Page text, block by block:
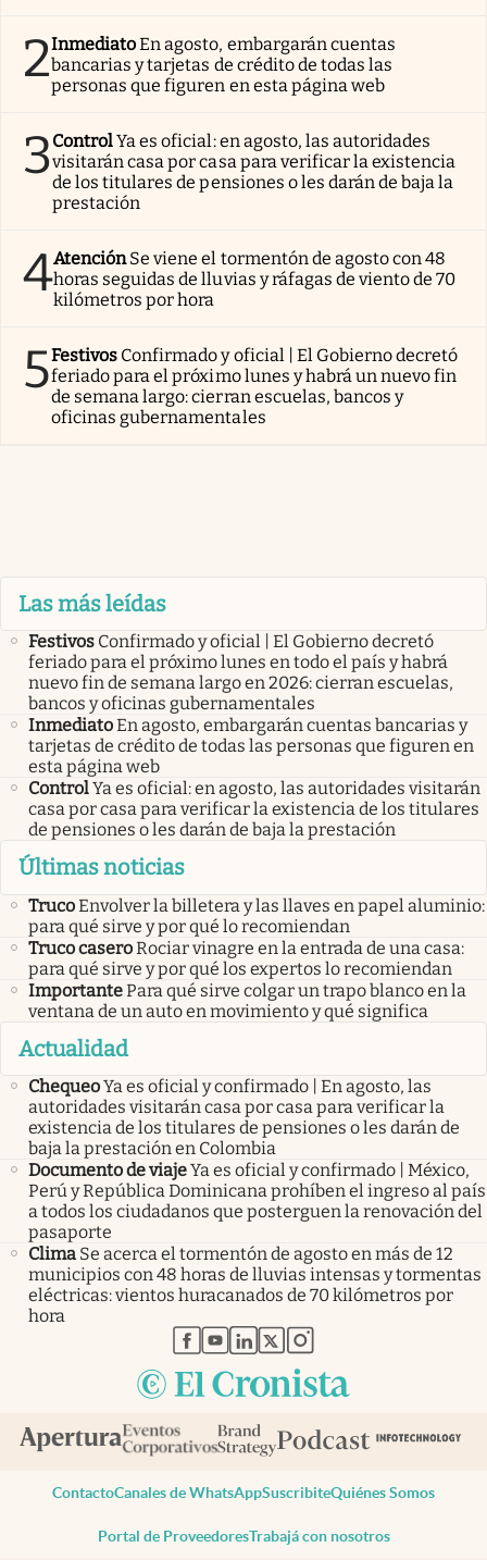
2InmediatoEn agosto, embargarán cuentas
bancarias y tarjetas de crédito de todas las
personas que figuren en esta página web
3ControlYa es oficial: en agosto, las autoridades
visitarán casa por casa para verificar la existencia
de los titulares de pensiones o les darán de baja la
prestación
4AtenciónSe viene el tormentón de agosto con 48
horas seguidas de lluvias y ráfagas de viento de 70
kilómetros por hora
5Festivos Confirmado y oficial | El Gobierno decretó
feriado para el próximo lunes y habrá un nuevo fin
de semana largo: cierran escuelas, bancos y
oficinas gubernamentales
Las más leídas
Festivos Confirmado y oficial | El Gobierno decretó
feriado para el próximo lunes en todo el país y habrá
nuevo fin de semana largo en 2026: cierran escuelas,
bancos y oficinas gubernamentales
InmediatoEn agosto, embargarán cuentas bancarias y
tarjetas de crédito de todas las personas que figuren en
esta página web
ControlYa es oficial: en agosto, las autoridades visitarán
casa por casa para verificar la existencia de los titulares
de pensiones o les darán de baja la prestación
Últimas noticias
TrucoEnvolver la billetera y las llaves en papel aluminio:
para qué sirve y por qué lo recomiendan
Truco caseroRociar vinagre en la entrada de una casa:
para qué sirve y por qué los expertos lo recomiendan
ImportantePara qué sirve colgar un trapo blanco en la
ventana de un auto en movimiento y qué significa
Actualidad
ChequeoYa es oficial y confirmado | En agosto, las
autoridades visitarán casa por casa para verificar la
existencia de los titulares de pensiones o les darán de
baja la prestación en Colombia
Documento de viajeYa es oficial y confirmado | México,
Perú y República Dominicana prohíben el ingreso al país
a todos los ciudadanos que posterguen la renovación del
pasaporte
Clima Se acerca el tormentón de agosto en más de 12
municipios con 48 horas de lluvias intensas y tormentas
eléctricas: vientos huracanados de 70 kilómetros por
hora
abre en nueva pestaña
abre en nueva pestaña
abre en nueva pestaña
abre en nueva pestaña
abre en nueva pestaña
ContactoCanales de WhatsAppSuscribiteQuiénes Somos
Portal de ProveedoresTrabajá con nosotros